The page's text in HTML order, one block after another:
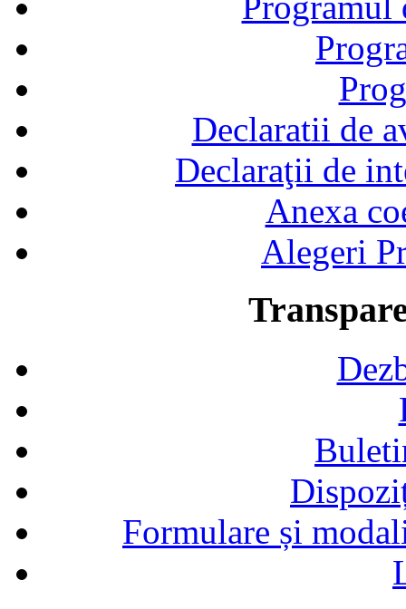
Declaratii de
Declaraţii de
Anexa
Alegeri
Formulare și